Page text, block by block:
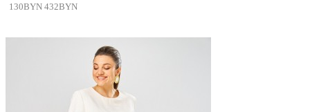
130BYN 432BYN